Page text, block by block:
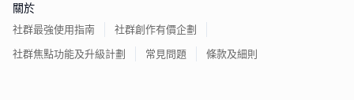
關於
社群最強使用指南
社群創作有價企劃
社群焦點功能及升級計劃
常見問題 條款及細則